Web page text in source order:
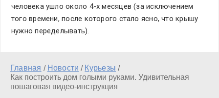
человека ушло около 4-х месяцев (за исключением
того времени, после которого стало ясно, что крышу
нужно переделывать).
Главная / Новости / Курьезы /
Как построить дом голыми руками. Удивительная
пошаговая видео-инструкция